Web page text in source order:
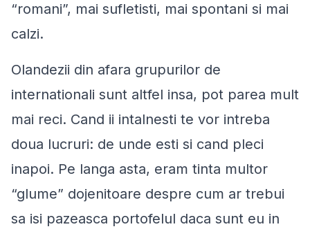
“romani”, mai sufletisti, mai spontani si mai
calzi.
Olandezii din afara grupurilor de
internationali sunt altfel insa, pot parea mult
mai reci. Cand ii intalnesti te vor intreba
doua lucruri: de unde esti si cand pleci
inapoi. Pe langa asta, eram tinta multor
“glume” dojenitoare despre cum ar trebui
sa isi pazeasca portofelul daca sunt eu in